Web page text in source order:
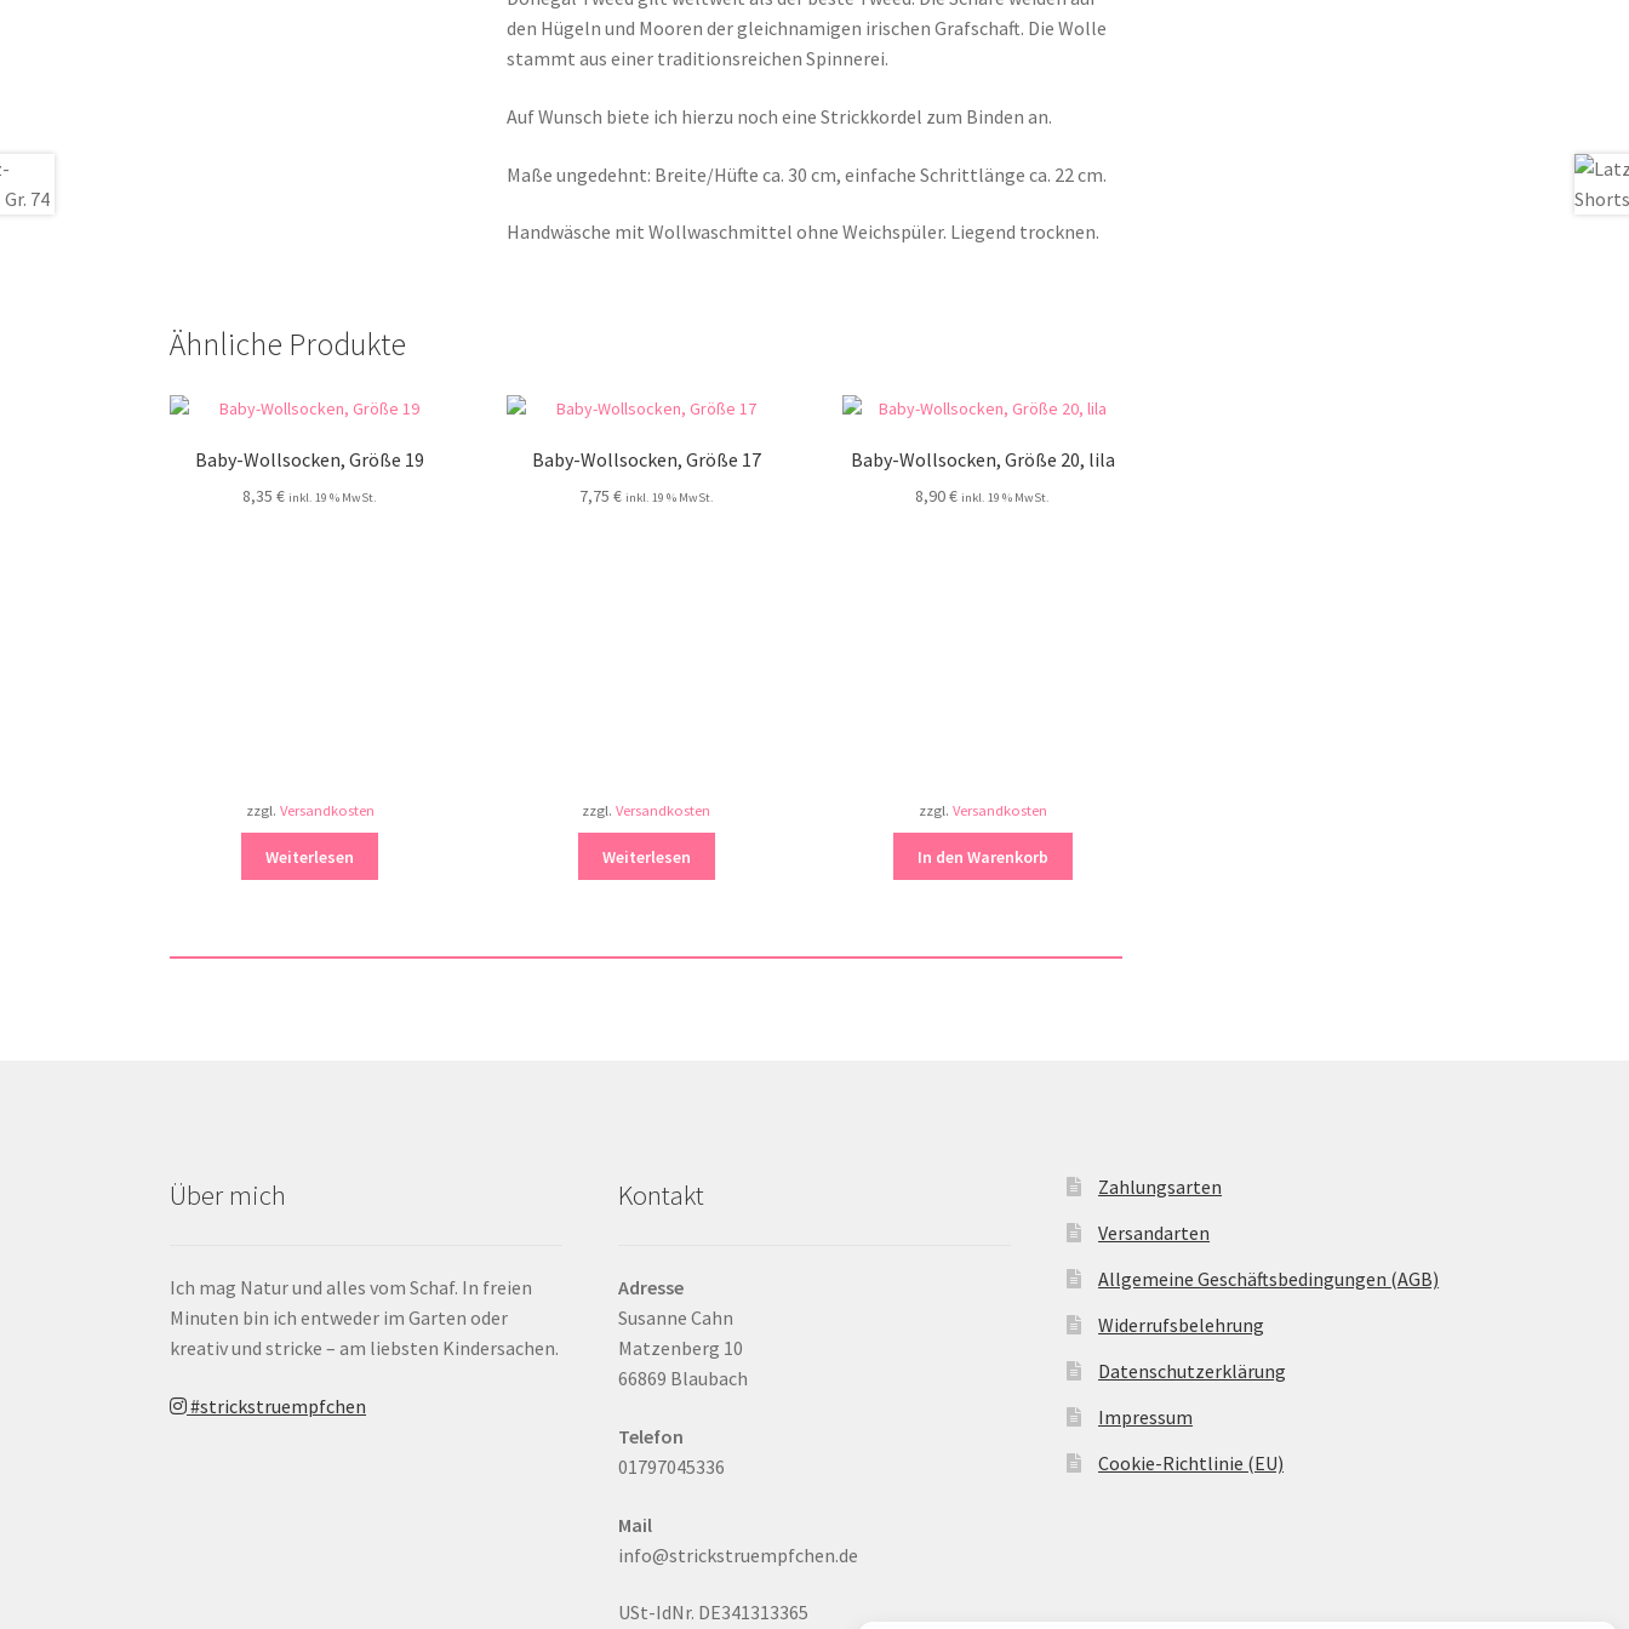
den Hügeln und Mooren der gleichnamigen irischen Grafschaft. Die Wolle
stammt aus einer traditionsreichen Spinnerei.
Auf Wunsch biete ich hierzu noch eine Strickkordel zum Binden an.
Maße ungedehnt: Breite/Hüfte ca. 30 cm, einfache Schrittlänge ca. 22 cm.
Handwäsche mit Wollwaschmittel ohne Weichspüler. Liegend trocknen.
Ähnliche Produkte
Baby-Wollsocken, Größe 19
8,35€ inkl. 19 % MwSt.
zzgl. Versandkosten
Weiterlesen
Baby-Wollsocken, Größe 17
7,75 € inkl. 19 % MwSt.
zzgl.Versandkosten
Weiterlesen
Baby-Wollsocken, Größe 20, lila
8,90€ inkl. 19 % MwSt.
zzgl. Versandkosten
In den Warenkorb
Über mich
Ich mag Natur und alles vom Schaf. In freien
Minuten bin ich entweder im Garten oder
kreativ und stricke – am liebsten Kindersachen.
#strickstruempfchen
Kontakt
Adresse
Susanne Cahn
Matzenberg 10
66869 Blaubach
Telefon
01797045336
Mail
info@strickstruempfchen.de
USt-IdNr. DE341313365
Zahlungsarten
Versandarten
Allgemeine Geschäftsbedingungen (AGB)
Widerrufsbelehrung
Datenschutzerklärung
Impressum
Cookie-Richtlinie (EU)